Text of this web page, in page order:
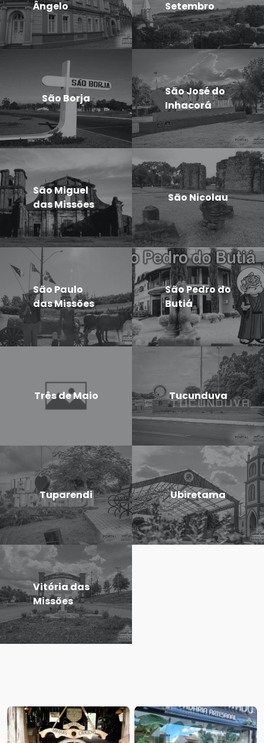
Ângelo
Setembro
São Borja
São José do
Inhacorá
São Miguel
das Missões
São Nicolau
São Paulo
das Missões
São Pedro do
Butiá
Três de Maio Tucunduva
Tuparendi Ubiretama
Vitória das
Missões